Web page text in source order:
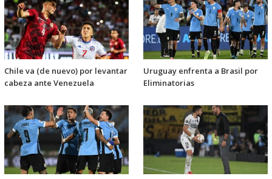
Chile va (de nuevo) por levantar
cabeza ante Venezuela
Uruguay enfrenta a Brasil por
Eliminatorias